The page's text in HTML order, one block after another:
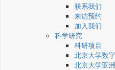
联系我们
来访预约
加入我们
科学研究
科研项目
北京大学数
北京大学亚